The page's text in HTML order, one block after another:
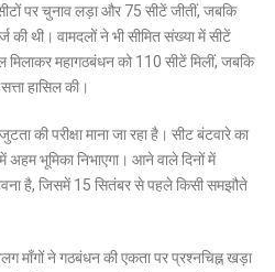
पर चुनाव लड़ा और 75 सीटें जीतीं, जबकि
की थी। वामदलों ने भी सीमित संख्या में सीटें
मिलाकर महागठबंधन को 110 सीटें मिलीं, जबकि
हासिल की।
की परीक्षा माना जा रहा है। सीट बंटवारे का
भूमिका निभाएगा। आने वाले दिनों में
है, जिसमें 15 सितंबर से पहले किसी समझौते
ने गठबंधन की एकता पर प्रश्नचिह्न खड़ा